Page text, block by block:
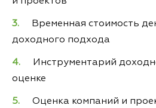
Временная стоимость
доходного подхода
Инструментарий
оценке
Оценка компаний и